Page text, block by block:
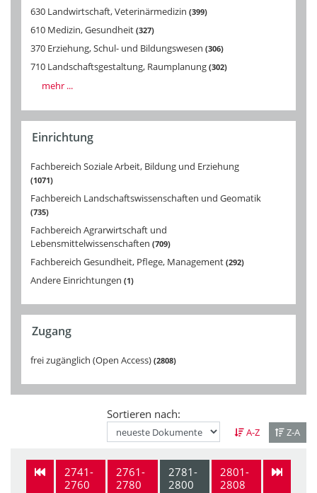
630 Landwirtschaft, Veterinärmedizin 399
610 Medizin, Gesundheit 327
370 Erziehung, Schul- und Bildungswesen 306
710 Landschaftsgestaltung, Raumplanung 302
mehr ...
Einrichtung
Fachbereich Soziale Arbeit, Bildung und Erziehung
1071
Fachbereich Landschaftswissenschaften und Geomatik
735
Fachbereich Agrarwirtschaft und
Lebensmittelwissenschaften 709
Fachbereich Gesundheit, Pflege, Management 292
Andere Einrichtungen 1
Zugang
frei zugänglich (Open Access) 2808
Sortieren nach:
A-Z Z-A
2741-
2760
2761-
2780
2781-
2800
2801-
2808